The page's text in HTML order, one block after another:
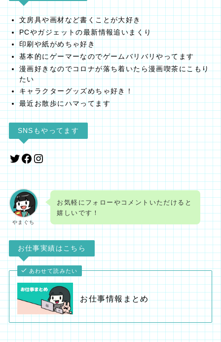
文房具や画材など書くことが大好き
PCやガジェットの最新情報追いまくり
印刷や紙がめちゃ好き
基本的にゲーマーなのでゲームバリバリやってます
漫画好きなのでコロナが落ち着いたら漫画喫茶にこもり
たい
キャラクターグッズめちゃ好き！
最近お散歩にハマってます
SNSもやってます
Twitter
Facebook
Instagram
やまぐち
お気軽にフォローやコメントいただけると
嬉しいです！
お仕事実績はこちら
あわせて読みたい
お仕事情報まとめ